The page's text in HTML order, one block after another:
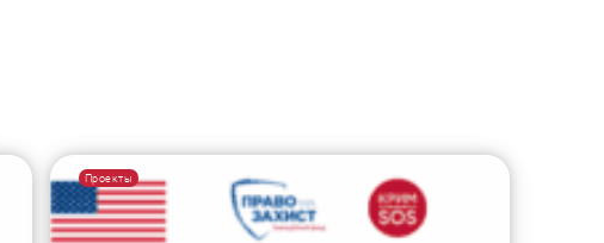
Проекты